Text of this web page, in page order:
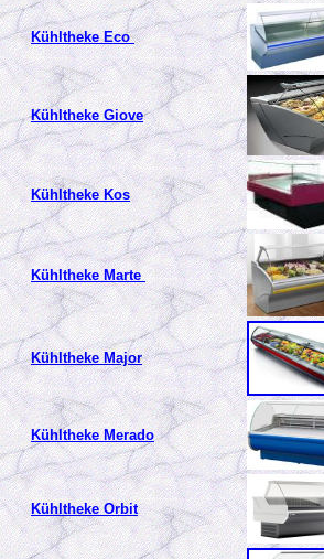
Kühltheke Eco
Kühltheke Giove
Kühltheke Kos
Kühltheke Marte
Kühltheke Major
Kühltheke Merado
Kühltheke Orbit